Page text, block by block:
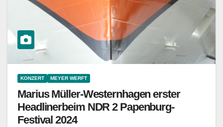
KONZERT MEYER WERFT
Marius Müller-Westernhagen erster
Headlinerbeim NDR 2 Papenburg-
Festival 2024